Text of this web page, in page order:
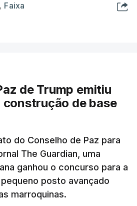
, Faixa
de Trump emitiu
de base
do Conselho de Paz para
The Guardian, uma
ganhou o concurso para a
posto avançado
marroquinas.